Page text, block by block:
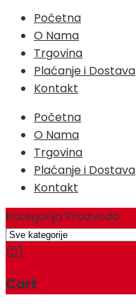
Skip
content
Početna
O Nama
Trgovina
Plaćanje i Dostava
Kontakt
Početna
O Nama
Trgovina
Plaćanje i Dostava
Kontakt
Kategorija Proizvoda
(0)
Cart